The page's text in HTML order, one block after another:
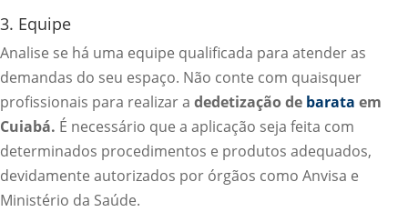
3. Equipe
Analise se há uma equipe qualificada para atender as
demandas do seu espaço. Não conte com quaisquer
profissionais para realizar a dedetização de barata em
Cuiabá. É necessário que a aplicação seja feita com
determinados procedimentos e produtos adequados,
devidamente autorizados por órgãos como Anvisa e
Ministério da Saúde.